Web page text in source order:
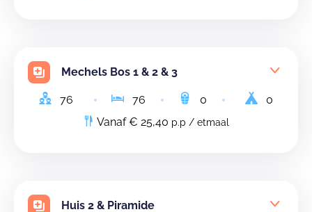
Mechels Bos 1 & 2 & 3
76 76 0
0
Vanaf € 25,40 p.p / etmaal
Huis 2 & Piramide